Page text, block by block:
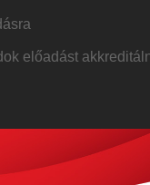
előadást